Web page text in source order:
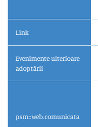
Link
Evenimente ulterioare
adoptării
psm::web.comunicata